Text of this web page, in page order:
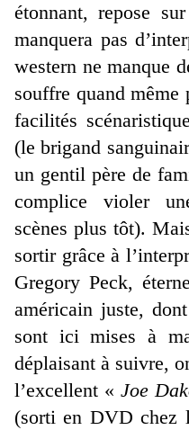
étonnant, repose
manquera pas
western ne manque
souffre quand même
facilités
(le brigand
un gentil père de
complice violer
scènes plus tôt).
sortir grâce à
Gregory Peck,
américain juste,
sont ici mises à
déplaisant à suivre,
l’excellent « Joe
(sorti en DVD chez